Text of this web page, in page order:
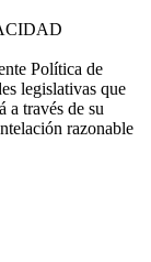
Política de
legislativas que
a través de su
razonable